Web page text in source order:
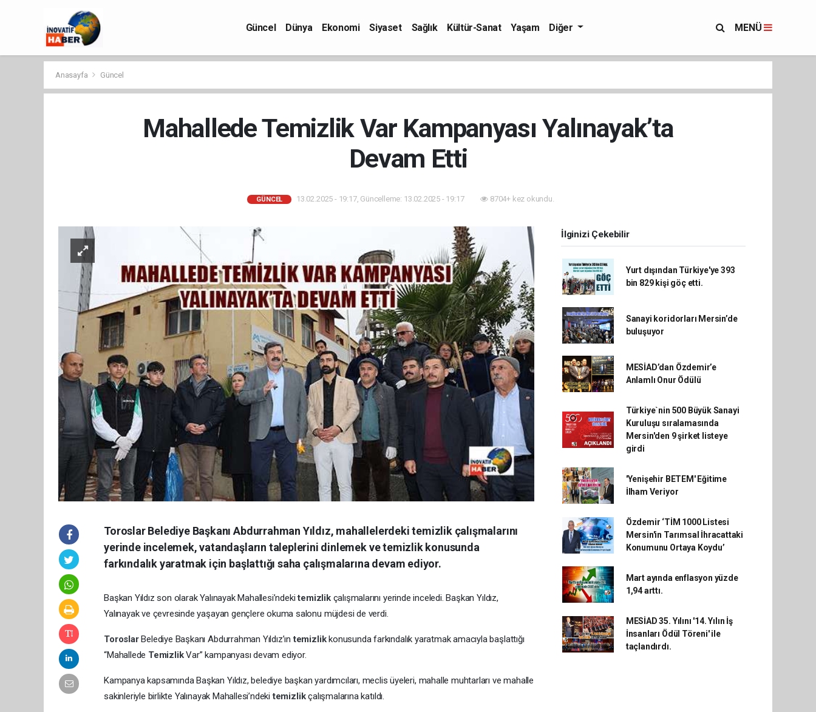
Güncel Dünya Ekonomi Siyaset Sağlık Kültür-Sanat Yaşam Diğer MENÜ
Anasayfa Güncel
Mahallede Temizlik Var Kampanyası Yalınayak’ta
Devam Etti
GÜNCEL 13.02.2025 - 19:17, Güncelleme: 13.02.2025 - 19:17 8704+ kez okundu.
Toroslar Belediye Başkanı Abdurrahman Yıldız, mahallelerdeki temizlik çalışmalarını
yerinde incelemek, vatandaşların taleplerini dinlemek ve temizlik konusunda
farkındalık yaratmak için başlattığı saha çalışmalarına devam ediyor.
Başkan Yıldız son olarak Yalınayak Mahallesi’ndekitemizlik çalışmalarını yerinde inceledi. Başkan Yıldız,
Yalınayak ve çevresinde yaşayan gençlere okuma salonu müjdesi de verdi.
Toroslar Belediye Başkanı Abdurrahman Yıldız’ıntemizlik konusunda farkındalık yaratmak amacıyla başlattığı
“Mahallede TemizlikVar” kampanyası devam ediyor.
Kampanya kapsamında Başkan Yıldız, belediye başkan yardımcıları, meclis üyeleri, mahalle muhtarları ve mahalle
sakinleriyle birlikte Yalınayak Mahallesi’ndekitemizlikçalışmalarına katıldı.
İlginizi Çekebilir
Yurt dışından Türkiye'ye 393
bin 829 kişi göç etti.
Sanayi koridorları Mersin’de
buluşuyor
MESİAD’dan Özdemir’e
Anlamlı Onur Ödülü
Türkiye`nin 500 Büyük Sanayi
Kuruluşu sıralamasında
Mersin'den 9 şirket listeye
girdi
'Yenişehir BETEM' Eğitime
İlham Veriyor
Özdemir ‘TİM 1000 Listesi
Mersin'in Tarımsal İhracattaki
Konumunu Ortaya Koydu’
Mart ayında enflasyon yüzde
1,94 arttı.
MESİAD 35. Yılını '14. Yılın İş
İnsanları Ödül Töreni' ile
taçlandırdı.